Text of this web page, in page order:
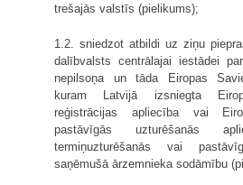
trešajās valstīs (pielikums);
1.2. sniedzot atbildi uz ziņu
dalībvalsts centrālajai iestādei
nepilsoņa un tāda Eiropas
kuram Latvijā izsniegta
reģistrācijas apliecība vai
pastāvīgās uzturēšanās
termiņuzturēšanās vai
saņēmušā ārzemnieka sodāmību